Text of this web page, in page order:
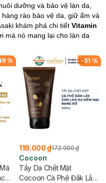
dưỡng và bảo vệ làn da,
rào bảo vệ da, giữ ẩm và
khám phá chi tiết Vitamin
mà nó mang lại cho làn da
% -31 %
118.000 ₫172.000 ₫
Cocoon
Tẩy Da Chết Mặt
Cocoon Cà Phê Đắk Lắk